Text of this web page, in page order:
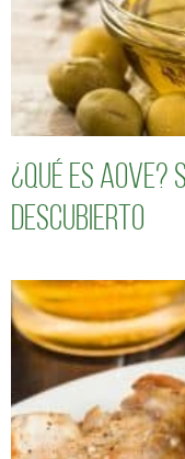
¿Qué es
descubierto